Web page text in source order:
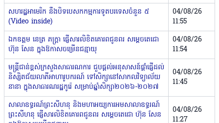
សហរដ្ឋអាមេរិក នឹងបិទបេសកកម្មការទូតបរទេសចំនួន ៥
(Video inside)
04/08/26
11:55
⁨ឯកឧត្តម នេត្រ ភក្ត្រា ផ្ញើសារលិខិតគោរពជូនពរ សម្ដេចតេជោ
ហ៊ុន សែន ក្នុងឱកាសចម្រើនជន្មាយុ
04/08/26
11:54
មន្ត្រីជាន់ខ្ពស់ក្រសួងសាធារណការ ជួបផ្តល់អនុសាសន៍ផ្តាំផ្ញើដល់
និស្សិតជ័យលាភីអាហារូបករណ៍ ទៅសិក្សានៅសាកលវិទ្យាល័យ
នានា ក្នុងសាធារណរដ្ឋកូរ៉េ សម្រាប់ឆ្នាំសិក្សា២០២៦-២០២៧
04/08/26
11:45
⁨សាលាឧទ្ធរណ៍​ព្រះសីហនុ​ និង​មហាអយ្យការអម​សាលាឧទ្ធរណ៍​
ព្រះសីហនុ ផ្ញើសារលិខិតគោរពជូនពរ សម្ដេចតេជោ ហ៊ុន សែន
04/08/26
11:27